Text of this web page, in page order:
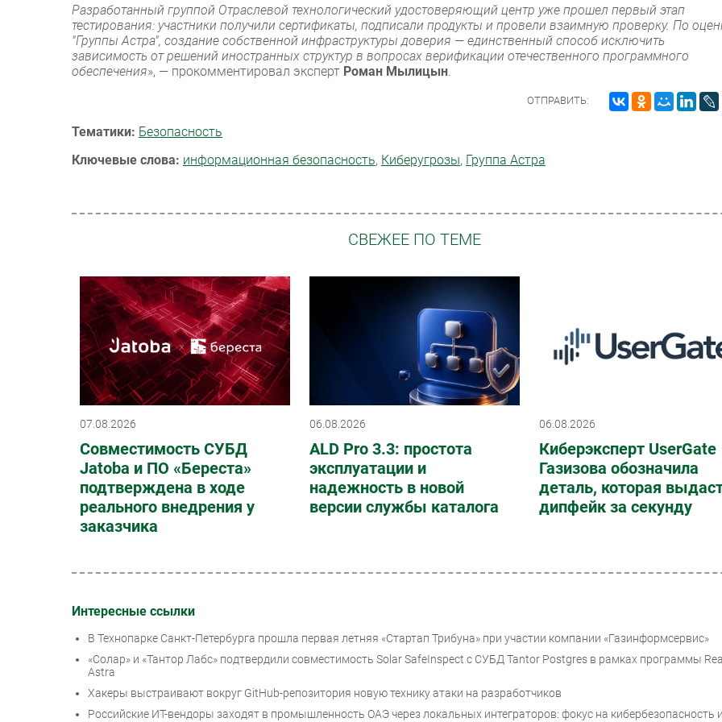
Разработанный группой Отраслевой технологический удостоверяющий центр уже прошел первый этап
тестирования: участники получили сертификаты, подписали продукты и провели взаимную проверку. По
"Группы Астра", создание собственной инфраструктуры доверия — единственный способ исключить
зависимость от решений иностранных структур в вопросах верификации отечественного программного
обеспечения», — прокомментировал эксперт Роман Мылицын.
ОТПРАВИТЬ:
Тематики: Безопасность
Ключевые слова: информационная безопасность, Киберугрозы, Группа Астра
СВЕЖЕЕ ПО ТЕМЕ
07.08.2026
Совместимость СУБД
Jatoba и ПО «Береста»
подтверждена в ходе
реального внедрения у
заказчика
06.08.2026
ALD Pro 3.3: простота
эксплуатации и
надежность в новой
версии службы каталога
06.08.2026
Киберэксперт UserGate
Газизова обозначила
деталь, которая
дипфейк за секунду
Интересные ссылки
В Технопарке Санкт-Петербурга прошла первая летняя «Стартап Трибуна» при участии компании «Газинформсервис»
«Солар» и «Тантор Лабс» подтвердили совместимость Solar SafeInspect с СУБД Tantor Postgres в рамках программы
Astra
Хакеры выстраивают вокруг GitHub-репозитория новую технику атаки на разработчиков
Российские ИТ-вендоры заходят в промышленность ОАЭ через локальных интеграторов: фокус на кибербезопасность